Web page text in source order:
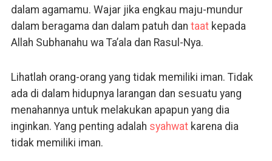
dalam agamamu. Wajar jika engkau maju-mundur
dalam beragama dan dalam patuh dan taat kepada
Allah Subhanahu wa Ta’ala dan Rasul-Nya.
Lihatlah orang-orang yang tidak memiliki iman. Tidak
ada di dalam hidupnya larangan dan sesuatu yang
menahannya untuk melakukan apapun yang dia
inginkan. Yang penting adalah syahwatkarena dia
tidak memiliki iman.